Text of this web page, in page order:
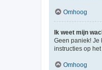
Omhoog
Ik weet mijn
Geen paniek! Je
instructies op
Omhoog